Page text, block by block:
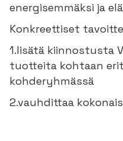
energisemmäksi ja
Konkreettiset
1.lisätä kiinnostusta
tuotteita kohtaan
kohderyhmässä
2.vauhdittaa